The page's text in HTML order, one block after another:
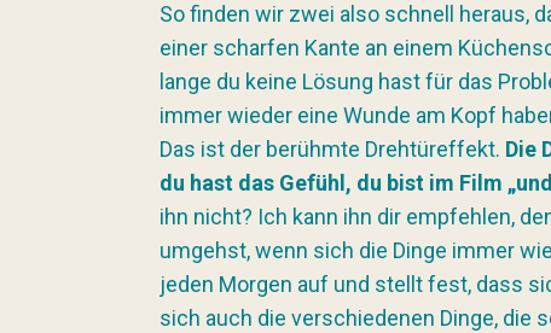
So finden wir zwei also schnell heraus,
einer scharfen Kante an einem
lange du keine Lösung hast für das
immer wieder eine Wunde am Kopf
Das ist der berühmte Drehtüreffekt. Die
du hast das Gefühl, du bist im Film
ihn nicht? Ich kann ihn dir empfehlen,
umgehst, wenn sich die Dinge immer
jeden Morgen auf und stellt fest, dass
sich auch die verschiedenen Dinge, die